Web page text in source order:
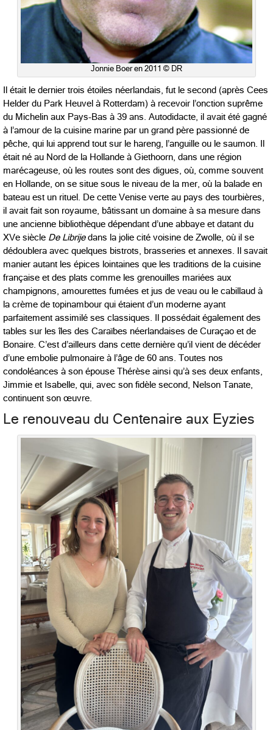
Jonnie Boer en 2011 © DR
Il était le dernier trois étoiles néerlandais, fut le second (après Cees
Helder du Park Heuvel à Rotterdam) à recevoir l’onction suprême
du Michelin aux Pays-Bas à 39 ans. Autodidacte, il avait été gagné
à l’amour de la cuisine marine par un grand père passionné de
pêche, qui lui apprend tout sur le hareng, l’anguille ou le saumon. Il
était né au Nord de la Hollande à Giethoorn, dans une région
marécageuse, où les routes sont des digues, où, comme souvent
en Hollande, on se situe sous le niveau de la mer, où la balade en
bateau est un rituel. De cette Venise verte au pays des tourbières,
il avait fait son royaume, bâtissant un domaine à sa mesure dans
une ancienne bibliothèque dépendant d’une abbaye et datant du
XVe siècle De Librijedans la jolie cité voisine de Zwolle, où il se
dédoublera avec quelques bistrots, brasseries et annexes. Il savait
manier autant les épices lointaines que les traditions de la cuisine
française et des plats comme les grenouilles mariées aux
champignons, amourettes fumées et jus de veau ou le cabillaud à
la crème de topinambour qui étaient d’un moderne ayant
parfaitement assimilé ses classiques. Il possédait également des
tables sur les îles des Caraïbes néerlandaises de Curaçao et de
Bonaire. C’est d’ailleurs dans cette dernière qu’il vient de décéder
d’une embolie pulmonaire à l’âge de 60 ans. Toutes nos
condoléances à son épouse Thérèse ainsi qu’à ses deux enfants,
Jimmie et Isabelle, qui, avec son fidèle second, Nelson Tanate,
continuent son œuvre.
Le renouveau du Centenaire aux Eyzies